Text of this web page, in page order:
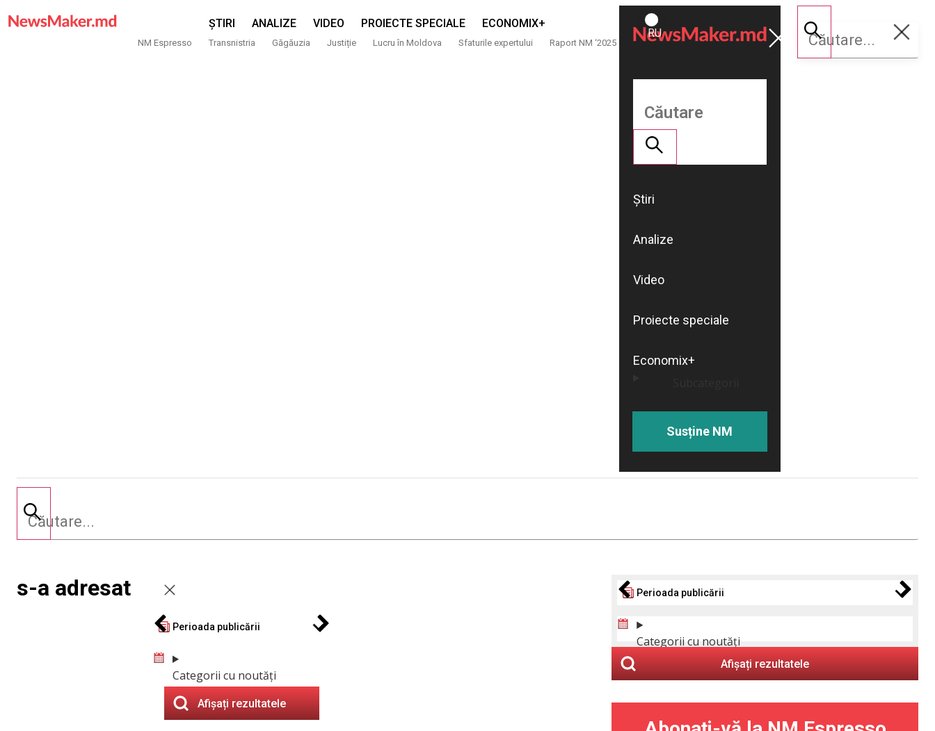
ȘTIRI ANALIZE VIDEO PROIECTE SPECIALE ECONOMIX+
NM Espresso Transnistria Găgăuzia Justiție Lucru în Moldova Sfaturile expertului Raport NM ‘2025
ROMÂNĂ
RU
Susține
NM
Știri
Analize
Video
Proiecte speciale
Economix+
Susține NM
s-a adresat
Perioada publicării
Categorii cu noutăți
Afișați rezultatele
Perioada publicării
Categorii cu noutăți
Afișați rezultatele